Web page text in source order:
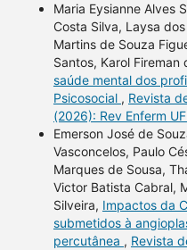
Maria Eysianne Alves
Costa Silva, Laysa
Martins de Souza
Santos, Karol Fireman
saúde mental dos
Psicosocial , Revista
(2026): Rev Enferm
Emerson José de
Vasconcelos, Paulo
Marques de Sousa,
Victor Batista Cabral,
Silveira, Impactos da
submetidos à
percutânea , Revista